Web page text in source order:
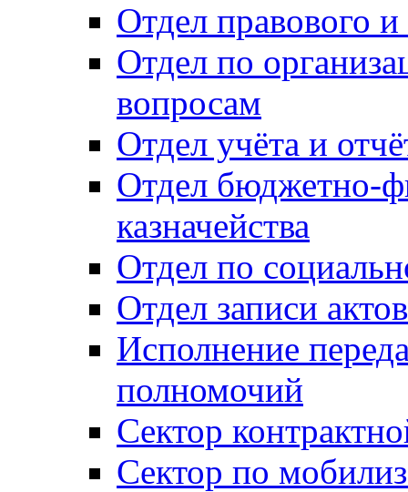
Отдел правового
Отдел по
вопросам
Отдел учёта и
Отдел бюджетно-
казначейства
Отдел по
Отдел записи
Исполнение
полномочий
Сектор
Сектор по